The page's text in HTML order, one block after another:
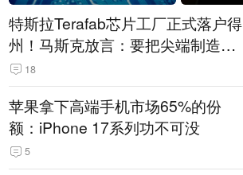
特斯拉Terafab芯片工厂正式落户得
州！马斯克放言：要把尖端制造带
回美国
18
苹果拿下高端手机市场65%的份
额：iPhone 17系列功不可没
5